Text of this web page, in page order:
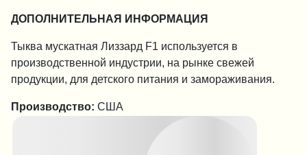
ДОПОЛНИТЕЛЬНАЯ ИНФОРМАЦИЯ
Тыква мускатная Лиззард F1 используется в
производственной индустрии, на рынке свежей
продукции, для детского питания и замораживания.
Производство: США